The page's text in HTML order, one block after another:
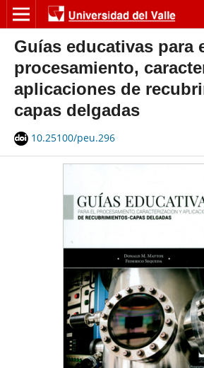
Guías educativas para
procesamiento,
aplicaciones de
capas delgadas
10.25100/peu.296